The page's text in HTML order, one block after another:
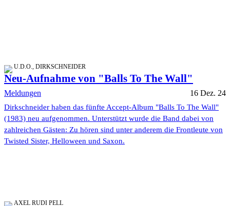
U.D.O., DIRKSCHNEIDER
Neu-Aufnahme von "Balls To The Wall"
Meldungen 16 Dez. 24
Dirkschneider haben das fünfte Accept-Album "Balls To The Wall"
(1983) neu aufgenommen. Unterstützt wurde die Band dabei von
zahlreichen Gästen: Zu hören sind unter anderem die Frontleute von
Twisted Sister, Helloween und Saxon.
AXEL RUDI PELL